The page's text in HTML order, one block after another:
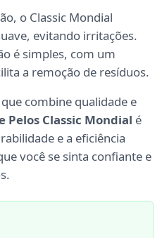
o Classic Mondial
evitando irritações.
é simples, com um
a remoção de resíduos.
combine qualidade e
Pelos Classic Mondial é
e a eficiência
você se sinta confiante e